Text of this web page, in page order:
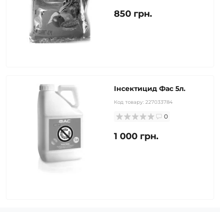
850 грн.
Інсектицид Фас 5л.
Код товару: 227033784
0
1 000 грн.